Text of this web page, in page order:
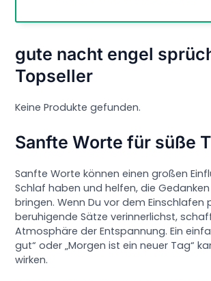
gute nacht engel
Topseller
Keine Produkte gefunden.
Sanfte Worte für süße
Sanfte Worte können einen großen
Schlaf haben und helfen, die Gedanken
bringen. Wenn Du vor dem Einschlafen
beruhigende Sätze verinnerlichst,
Atmosphäre der Entspannung. Ein
gut“ oder „Morgen ist ein neuer Tag“
wirken.